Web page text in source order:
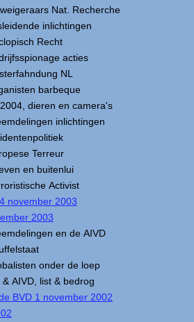
Nat. Recherche
inlichtingen
Recht
acties
NL
barbeque
dieren en camera's
inlichtingen
Terreur
en buitenlui
Activist
november 2003
2003
en de AIVD
onder de loep
& AIVD, list & bedrog
BVD 1 november 2002